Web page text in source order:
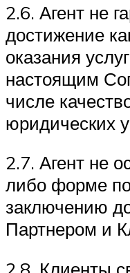
2.6. Агент не
достижение
оказания
настоящим
числе
юридических
2.7. Агент не
либо форме
заключению
Партнером и